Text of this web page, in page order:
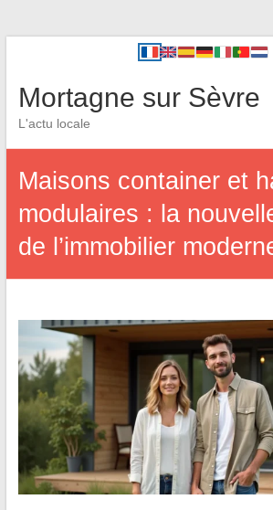
Mortagne sur Sèvre
L'actu locale
Maisons container et
modulaires : la
de l’immobilier